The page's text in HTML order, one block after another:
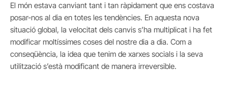
El món estava canviant tant i tan ràpidament que ens costava
posar-nos al dia en totes les tendències. En aquesta nova
situació global, la velocitat dels canvis s’ha multiplicat i ha fet
modificar moltíssimes coses del nostre dia a dia. Com a
conseqüència, la idea que tenim de xarxes socials i la seva
utilització s’està modificant de manera irreversible.